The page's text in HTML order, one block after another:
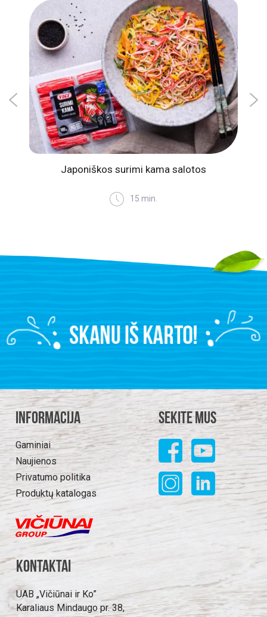
Japoniškos surimi kama salotos
15 min.
Informacija
Gaminiai
Naujienos
Privatumo politika
Produktų katalogas
Sekite mus
Kontaktai
UAB „Vičiūnai ir Ko”
Karaliaus Mindaugo pr. 38,